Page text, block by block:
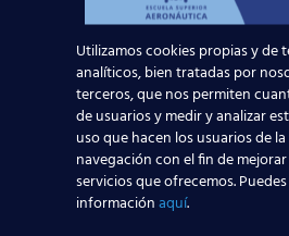
Leer más
Utilizamos cookies propias y de
analíticos, bien tratadas por
terceros, que nos permiten
de usuarios y medir y analizar
uso que hacen los usuarios de la
navegación con el fin de
servicios que ofrecemos.
informaciónaquí.